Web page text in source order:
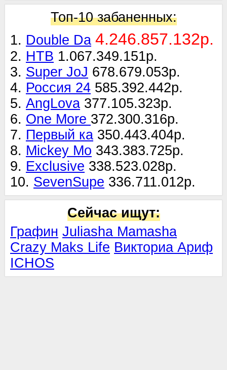
Топ-10 забаненных:
1. Double Da 4.246.857.132р.
2. НТВ 1.067.349.151р.
3. Super JoJ 678.679.053р.
4. Россия 24 585.392.442р.
5. AngLova 377.105.323р.
6. One More 372.300.316р.
7. Первый ка 350.443.404р.
8. Mickey Mo 343.383.725р.
9. Exclusive 338.523.028р.
10. SevenSupe 336.711.012р.
Сейчас ищут:
Графин Juliasha Mamasha
Crazy Maks Life Викториа Ариф
ICHOS